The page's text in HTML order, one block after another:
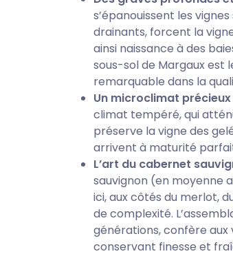
s’épanouissent les
drainants, forcent la
ainsi naissance à des
sous-sol de Margaux est
remarquable dans la
Un microclimat précieux
climat tempéré, qui
préserve la vigne des
arrivent à maturité
L’art du cabernet
sauvignon (en moyenne
ici, aux côtés du merlot,
de complexité.
générations, confère
conservant finesse et